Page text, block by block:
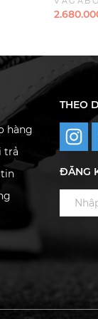
trắng
hàng
trả
THEO
ĐĂNG